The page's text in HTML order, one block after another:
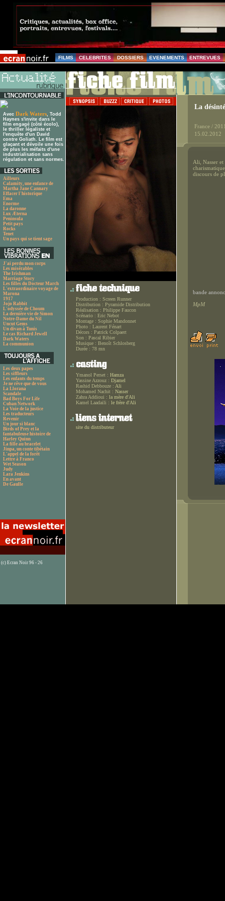
FILMS CELEBRITES DOSSIERS EVENEMENTS ENTREVUES
Avec Dark Waters, Todd
Haynes s'invite dans le
film engagé (côté écolo),
le thriller légaliste et
l'enquête d'un David
contre Goliath. Le film est
glaçant et dévoile une fois
de plus les méfaits d'une
industrialisation sans
régulation et sans normes.
Ailleurs
Calamity, une enfance de
Martha Jane Cannary
Effacer l'historique
Ema
Enorme
La daronne
Lux Æterna
Peninsula
Petit pays
Rocks
Tenet
Un pays qui se tient sage
J'ai perdu mon corps
Les misérables
The Irishman
Marriage Story
Les filles du Docteur March
L'extraordinaire voyage de
Marona
1917
Jojo Rabbit
L'odyssée de Choum
La dernière vie de Simon
Notre-Dame du Nil
Uncut Gems
Un divan à Tunis
Le cas Richard Jewell
Dark Waters
La communion
Les deux papes
Les siffleurs
Les enfants du temps
Je ne rêve que de vous
La Llorana
Scandale
Bad Boys For Life
Cuban Network
La Voie de la justice
Les traducteurs
Revenir
Un jour si blanc
Birds of Prey et la
fantabuleuse histoire de
Harley Quinn
La fille au bracelet
Jinpa, un conte tibétain
L'appel de la forêt
Lettre à Franco
Wet Season
Judy
Lara Jenkins
En avant
De Gaulle
(c) Ecran Noir 96 - 26
Production : Screen Runner
Distribution : Pyramide Distribution
Réalisation : Philippe Faucon
Scénario : Eric Nebot
Montage : Sophie Mandonnet
Photo : Laurent Fénart
Décors : Patrick Colpaert
Son : Pascal Ribier
Musique : Benoît Schlosberg
Durée : 78 mn
Ymanol Perset : Hamza
Yassine Azzouz : Djamel
Rashid Debbouze : Ali
Mohamed Nachit : Nasser
Zahra Addioui : la mère d'Ali
Kamel Laadaili : le frère d'Ali
site du distributeur
La
France /
15.02.2012
Ali, Nasser
discours de
bande
MpM